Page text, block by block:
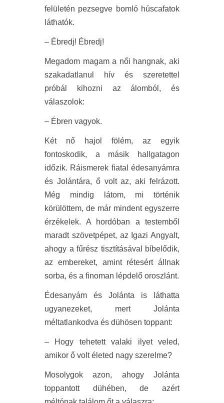
felületén pezsegve bomló húscafatok
láthatók.
– Ébredj! Ébredj!
Megadom magam a női hangnak, aki
szakadatlanul hív és szeretettel
próbál kihozni az álomból, és
válaszolok:
– Ébren vagyok.
Két nő hajol fölém, az egyik
fontoskodik, a másik hallgatagon
időzik. Ráismerek fiatal édesanyámra
és Jolántára, ő volt az, aki felrázott.
Még mindig látom, mi történik
körülöttem, de már mindent egyszerre
érzékelek. A hordóban a testemből
maradt szövetpépet, az Igazi Angyalt,
ahogy a fűrész tisztításával bíbelődik,
az embereket, amint rétesért állnak
sorba, és a finoman lépdelő oroszlánt.
Édesanyám és Jolánta is láthatta
ugyanezeket, mert Jolánta
méltatlankodva és dühösen toppant:
– Hogy tehetett valaki ilyet veled,
amikor ő volt életed nagy szerelme?
Mosolygok azon, ahogy Jolánta
toppantott dühében, de azért